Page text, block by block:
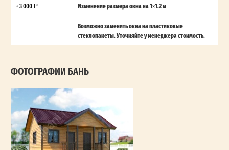
+ 3 000 Изменение размера окна на 1×1.2 м
Возможно заменить окна на пластиковые
стеклопакеты. Уточняйте у менеджера стоимость.
ФОТОГРАФИИ БАНЬ